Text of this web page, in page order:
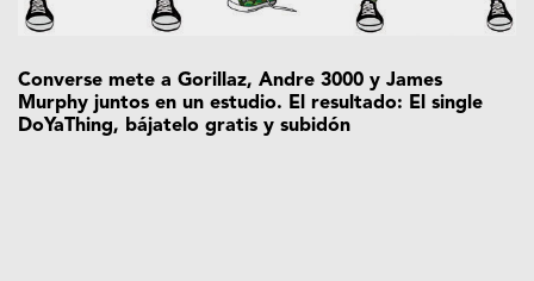
Converse mete a Gorillaz, Andre 3000 y James
Murphy juntos en un estudio. El resultado: El single
DoYaThing, bájatelo gratis y subidón